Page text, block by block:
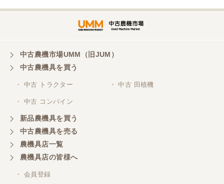
対応も、よくしてくれました、有難うございまし
三重県／山本
対応ありがとうございました。
三重県／山本
共立シュレッターを受け取りました。 状態は問題な
く、エンジンも調子がよさそうです。 ありがとうご
ざいました。
中古農機市場UMM（旧JUM）
中古農機具を買う
・ 中古 トラクター ・ 中古 田植機
・ 中古 コンバイン
新品農機具を買う
中古農機具を売る
農機具店一覧
農機具店の皆様へ
・ 会員登録